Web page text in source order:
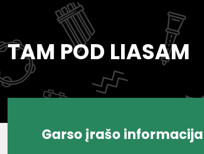
TAM POD LIASAM
Garso įrašo informacija